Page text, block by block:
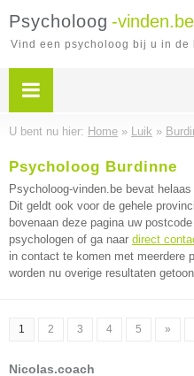
Psycholoog -vinden.be
Vind een psycholoog bij u in de
U bent nu hier: Home » Luik »
Psycholoog Burdinne
Psycholoog-vinden.be bevat
Dit geldt ook voor de gehele
bovenaan deze pagina uw
psychologen of ga naar direct
in contact te komen met meerdere
worden nu overige resultaten
1 2 3 4 5 »
Nicolas.coach